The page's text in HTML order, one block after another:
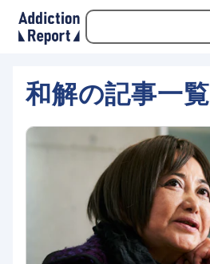
和解の記事一覧